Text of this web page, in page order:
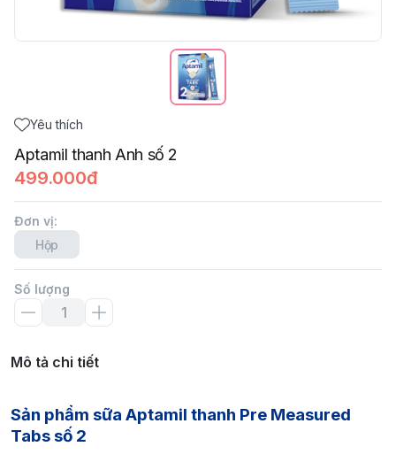
Yêu thích
Aptamil thanh Anh số 2
499.000đ
Đơn vị:
Hộp
Số lượng
Mô tả chi tiết
Sản phẩm sữa Aptamil thanh Pre Measured
Tabs số 2